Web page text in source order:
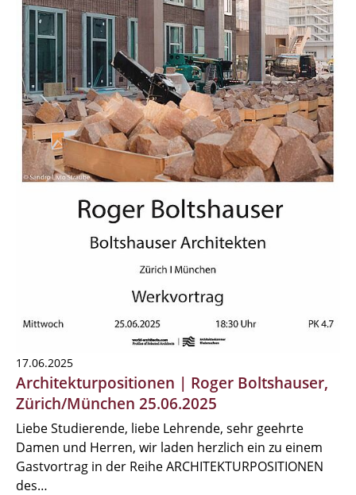
17.06.2025
Architekturpositionen | Roger Boltshauser,
Zürich/München 25.06.2025
Liebe Studierende, liebe Lehrende, sehr geehrte
Damen und Herren, wir laden herzlich ein zu einem
Gastvortrag in der Reihe ARCHITEKTURPOSITIONEN
des…